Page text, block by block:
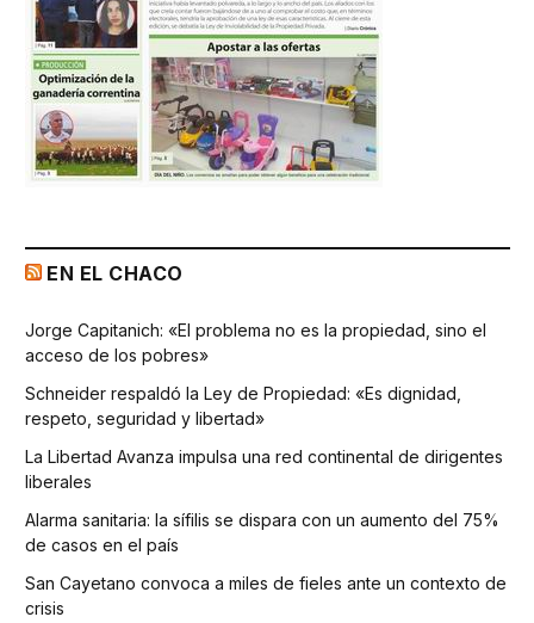
EN EL CHACO
Jorge Capitanich: «El problema no es la propiedad, sino el
acceso de los pobres»
Schneider respaldó la Ley de Propiedad: «Es dignidad,
respeto, seguridad y libertad»
La Libertad Avanza impulsa una red continental de dirigentes
liberales
Alarma sanitaria: la sífilis se dispara con un aumento del 75%
de casos en el país
San Cayetano convoca a miles de fieles ante un contexto de
crisis